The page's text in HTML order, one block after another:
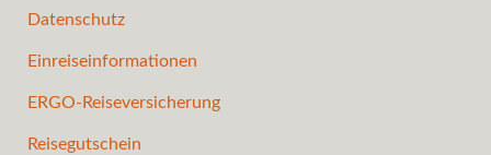
Datenschutz
Einreiseinformationen
ERGO-Reiseversicherung
Reisegutschein